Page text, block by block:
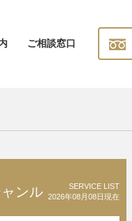
ご相談窓口
ンル
SERVICE LIST
2026年08月08日現在